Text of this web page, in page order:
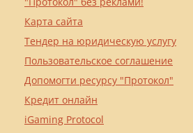
Карта сайта
Тендер на юридическую услугу
Пользовательское соглашение
Допомогти ресурсу "Протокол"
Кредит онлайн
iGaming Protocol